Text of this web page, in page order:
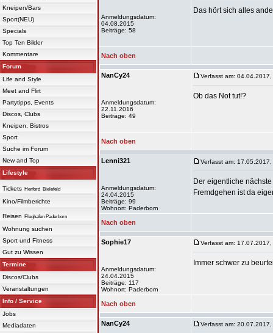
Kneipen/Bars
Sport(NEU)
Specials
Top Ten Bilder
Kommentare
Forum
Life and Style
Meet and Flirt
Partytipps, Events
Discos, Clubs
Kneipen, Bistros
Sport
Suche im Forum
New and Top
Lifestyle
Tickets Herford Bielefeld
Kino/Filmberichte
Reisen Flughafen Paderborn
Wohnung suchen
Sport und Fitness
Gut zu Wissen
Termine
Discos/Clubs
Veranstaltungen
Info / Service
Jobs
Mediadaten
Anmeldungsdatum:
04.08.2015
Beiträge: 58
Das hört sich alles
Nach oben
NanCy24
Anmeldungsdatum:
22.11.2016
Beiträge: 49
Verfasst am: 04.04.2017,
Ob das Not tut!?
Nach oben
Lenni321
Anmeldungsdatum:
24.04.2015
Beiträge: 99
Wohnort: Paderborn
Verfasst am:
Der eigentliche
Fremdgehen ist da
Nach oben
Sophie17
Anmeldungsdatum:
24.04.2015
Beiträge: 117
Wohnort: Paderborn
Verfasst am:
Immer schwer zu
Nach oben
NanCy24 Verfasst am: